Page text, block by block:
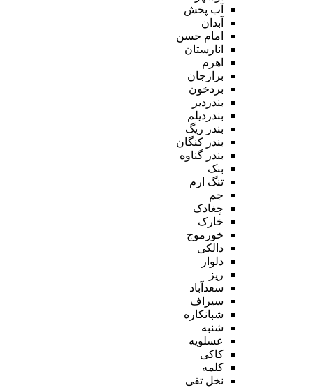
آب پخش
آبدان
امام حسن
انارستان
اهرم
برازجان
بردخون
بندردیر
بندردیلم
بندر ریگ
بندر کنگان
بندر گناوه
بنک
تنگ ارم
جم
چغادک
خارک
خورموج
دالکی
دلوار
ریز
سعدآباد
سیراف
شبانکاره
شنبه
عسلویه
کاکی
کلمه
نخل تقی